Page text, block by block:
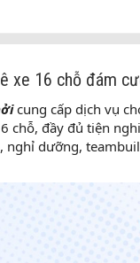
xe 16 chỗ đám
cung cấp dịch vụ
chỗ, đầy đủ tiện
nghỉ dưỡng,